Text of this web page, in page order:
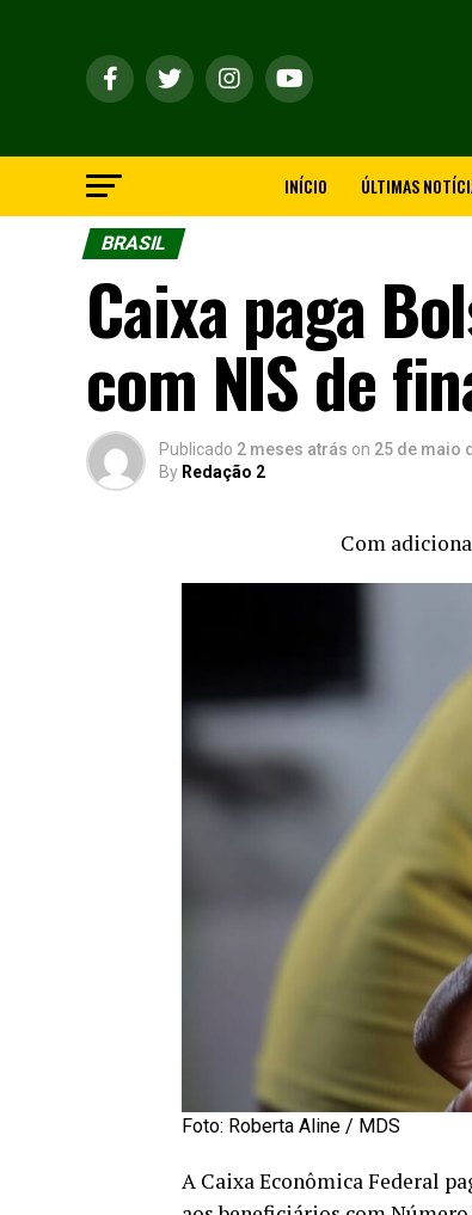
INÍCIO ÚLTIMAS
BRASIL
Caixa paga
com NIS de
Publicado 2 meses atrás on 25 de maio
By Redação 2
Com
Foto: Roberta Aline / MDS
A Caixa Econômica Federal